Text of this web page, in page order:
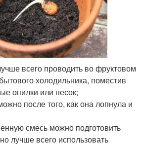
всего проводить во фруктовом
холодильника, поместив
опилки или песок;
после того, как она лопнула и
смесь можно подготовить
лучше всего использовать